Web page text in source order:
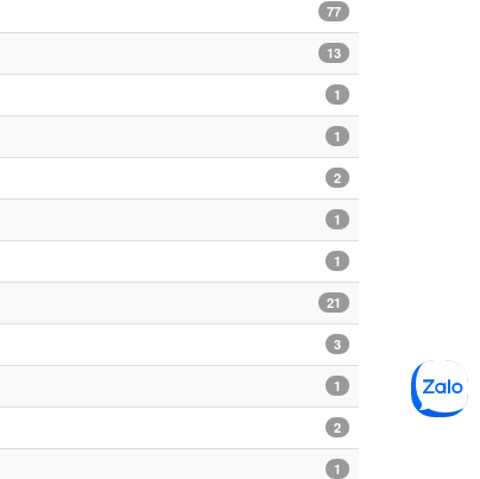
77
13
1
1
2
1
1
21
3
1
2
1